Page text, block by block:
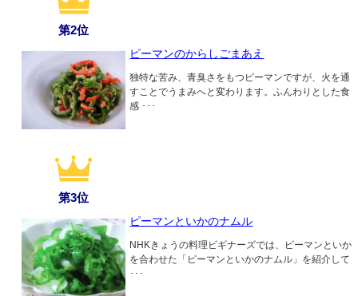
第2位
ピーマンのからしごまあえ
独特な苦み、青臭さをもつピーマンですが、火を通
すことでうまみへと変わります。ふんわりとした食
感 ･･･
第3位
ピーマンといかのナムル
NHKきょうの料理ビギナーズでは、ピーマンといか
を合わせた「ピーマンといかのナムル」を紹介して
･･･